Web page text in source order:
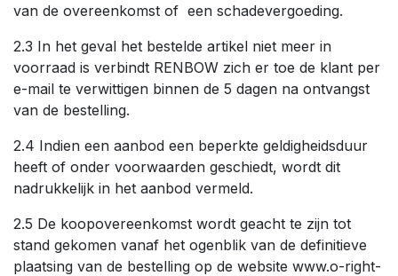
van de overeenkomst of een schadevergoeding.
2.3 In het geval het bestelde artikel niet meer in
voorraad is verbindt RENBOW zich er toe de klant per
e-mail te verwittigen binnen de 5 dagen na ontvangst
van de bestelling.
2.4 Indien een aanbod een beperkte geldigheidsduur
heeft of onder voorwaarden geschiedt, wordt dit
nadrukkelijk in het aanbod vermeld.
2.5 De koopovereenkomst wordt geacht te zijn tot
stand gekomen vanaf het ogenblik van de definitieve
plaatsing van de bestelling op de website www.o-right-